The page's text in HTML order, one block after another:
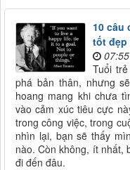
10 câu
tốt đẹp
Tuổi
phá bản thân, nhưng
hoang mang khi chưa
vào cảm xúc tiêu cực
trong công việc, trong
nhìn lại, bạn sẽ thấy
nào. Còn không, ít nhất,
đi đến đâu.